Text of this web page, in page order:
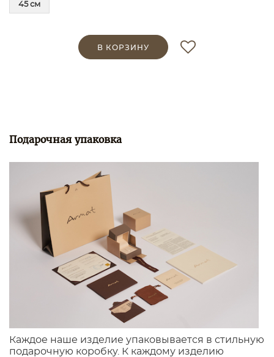
45 см
В КОРЗИНУ
Подарочная упаковка
Каждое наше изделие упаковывается в стильную
подарочную коробку. К каждому изделию